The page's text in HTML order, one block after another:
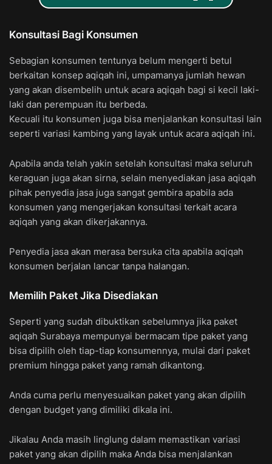
Konsultasi Bagi Konsumen
Sebagian konsumen tentunya belum mengerti betul
berkaitan konsep aqiqah ini, umpamanya jumlah hewan
yang akan disembelih untuk acara aqiqah bagi si kecil laki-
laki dan perempuan itu berbeda.
Kecuali itu konsumen juga bisa menjalankan konsultasi lain
seperti variasi kambing yang layak untuk acara aqiqah ini.
Apabila anda telah yakin setelah konsultasi maka seluruh
keraguan juga akan sirna, selain menyediakan jasa aqiqah
pihak penyedia jasa juga sangat gembira apabila ada
konsumen yang mengerjakan konsultasi terkait acara
aqiqah yang akan dikerjakannya.
Penyedia jasa akan merasa bersuka cita apabila aqiqah
konsumen berjalan lancar tanpa halangan.
Memilih Paket Jika Disediakan
Seperti yang sudah dibuktikan sebelumnya jika paket
aqiqah Surabaya mempunyai bermacam tipe paket yang
bisa dipilih oleh tiap-tiap konsumennya, mulai dari paket
premium hingga paket yang ramah dikantong.
Anda cuma perlu menyesuaikan paket yang akan dipilih
dengan budget yang dimiliki dikala ini.
Jikalau Anda masih linglung dalam memastikan variasi
paket yang akan dipilih maka Anda bisa menjalankan